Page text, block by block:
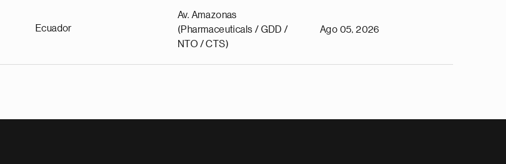
Ecuador
Av. Amazonas
(Pharmaceuticals / GDD /
NTO / CTS)
Ago 05, 2026